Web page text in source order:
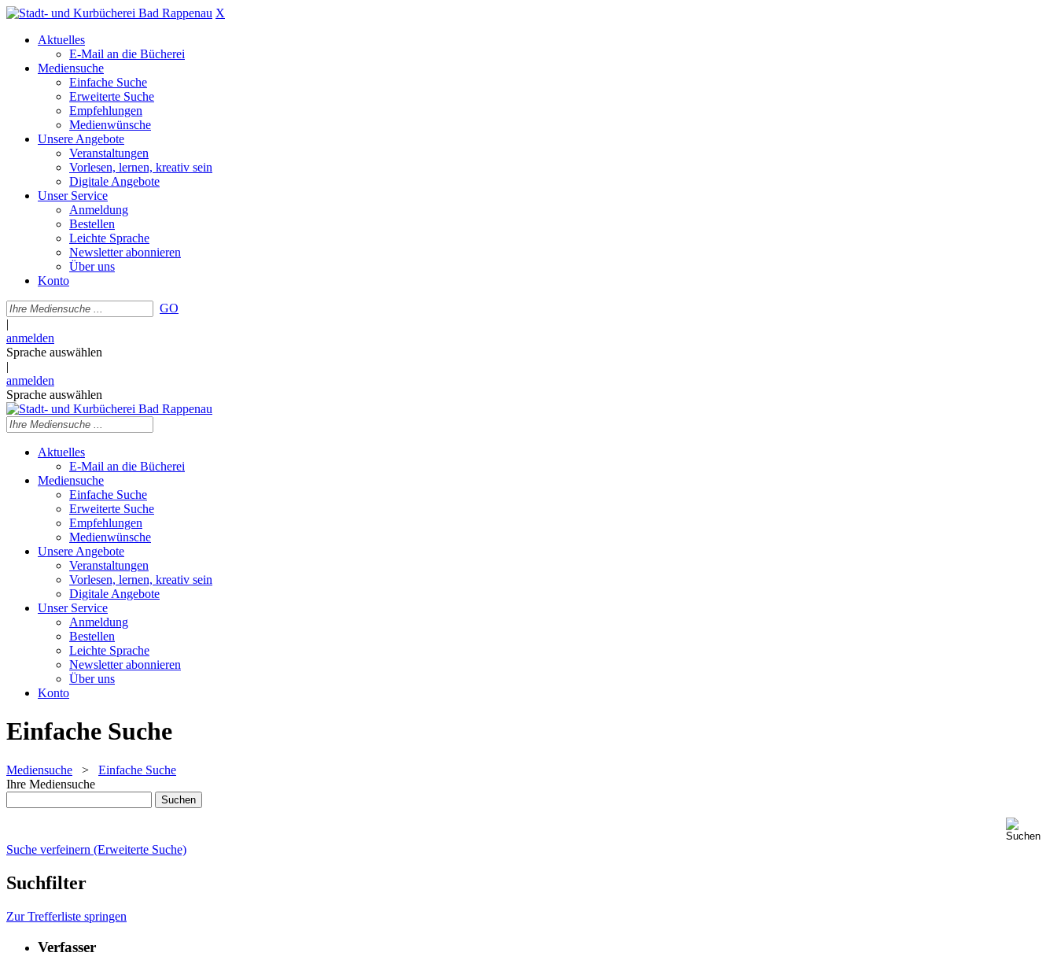
X
Aktuelles
E-Mail an die Bücherei
Mediensuche
Einfache Suche
Erweiterte Suche
Empfehlungen
Medienwünsche
Unsere Angebote
Veranstaltungen
Vorlesen, lernen, kreativ sein
Digitale Angebote
Unser Service
Anmeldung
Bestellen
Leichte Sprache
Newsletter abonnieren
Über uns
Konto
GO
|
anmelden
Sprache auswählen
|
anmelden
Sprache auswählen
Aktuelles
E-Mail an die Bücherei
Mediensuche
Einfache Suche
Erweiterte Suche
Empfehlungen
Medienwünsche
Unsere Angebote
Veranstaltungen
Vorlesen, lernen, kreativ sein
Digitale Angebote
Unser Service
Anmeldung
Bestellen
Leichte Sprache
Newsletter abonnieren
Über uns
Konto
Einfache Suche
Mediensuche > Einfache Suche
Ihre Mediensuche
Suche verfeinern (Erweiterte Suche)
Suchfilter
Zur Trefferliste springen
Verfasser